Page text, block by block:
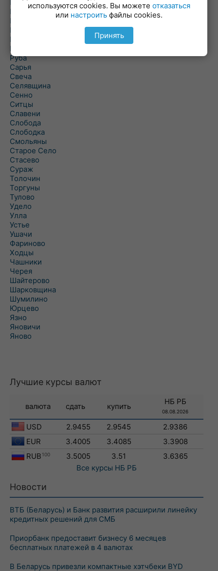
Погоща
Подсвилье
Полоцк
Поставы
Прозороки
Россоны
Руба
Сарья
Свеча
Селявщина
Сенно
Ситцы
Славени
Слобода
Слободка
Смольяны
Старое Село
Стасево
Сураж
Толочин
Торгуны
Тулово
Удело
Улла
Устье
Ушачи
Фариново
Ходцы
Чашники
Черея
Шайтерово
Шарковщина
Шумилино
Юрцево
Язно
Яновичи
Яново
Лучшие курсы валют
валюта сдать купить
НБ РБ
08.08.2026
USD 2.9455 2.9545
2.9386
EUR
3.4005 3.4085
3.3908
RUB 100 3.5005 3.51
3.6365
Все курсы НБ РБ
Новости
ВТБ (Беларусь) и Банк развития расширили линейку
кредитных решений для СМБ
Приорбанк предоставит бизнесу 6 месяцев
бесплатных платежей в 4 валютах
В Беларусь привезли компактные хэтчбеки BYD
используются cookies. Вы можете отказаться
или настроить файлы cookies.
Принять